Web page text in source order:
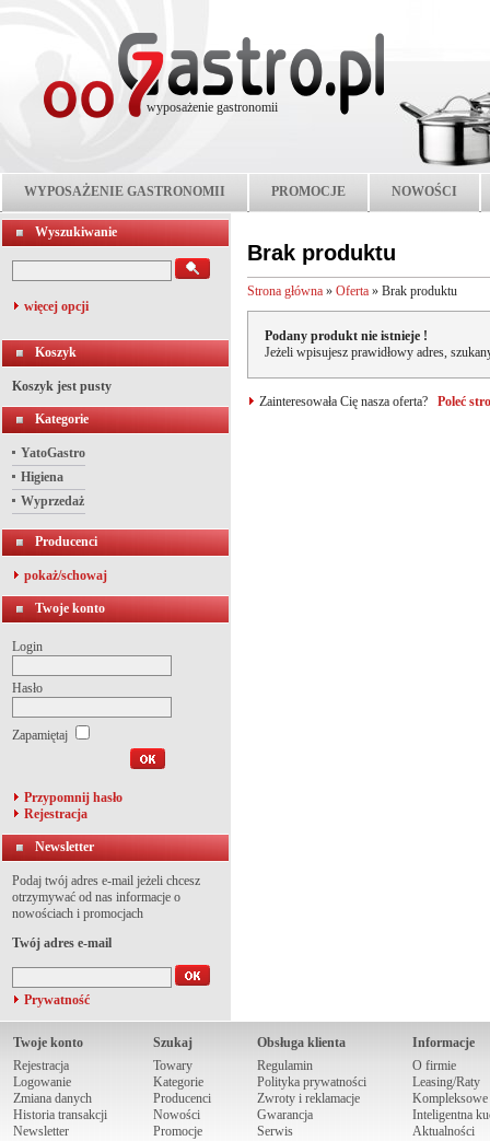
wyposażenie gastronomii
WYPOSAŻENIE GASTRONOMII PROMOCJE NOWOŚCI
Wyszukiwanie
więcej opcji
Koszyk
Koszyk jest pusty
Kategorie
YatoGastro
Higiena
Wyprzedaż
Producenci
pokaż/schowaj
Twoje konto
Login
Hasło
Zapamiętaj
Przypomnij hasło
Rejestracja
Newsletter
Podaj twój adres e-mail jeżeli chcesz
otrzymywać od nas informacje o
nowościach i promocjach
Twój adres e-mail
Prywatność
Brak produktu
Strona główna » Oferta » Brak produktu
Podany produkt nie istnieje !
Jeżeli wpisujesz prawidłowy adres,
Zainteresowała Cię nasza oferta? Poleć
Twoje konto
Rejestracja
Logowanie
Zmiana danych
Historia transakcji
Newsletter
Szukaj
Towary
Kategorie
Producenci
Nowości
Promocje
Obsługa klienta
Regulamin
Polityka prywatności
Zwroty i reklamacje
Gwarancja
Serwis
Informacje
O firmie
Leasing/Raty
Kompleksowe
Inteligentna
Aktualności